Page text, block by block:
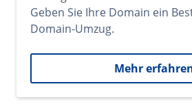
Geben Sie Ihre Domain ein
Domain-Umzug.
Mehr